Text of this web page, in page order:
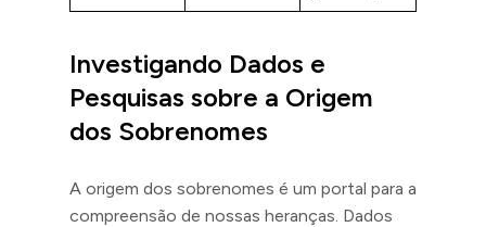
Investigando Dados e
Pesquisas sobre a Origem
dos Sobrenomes
A origem dos sobrenomes é um portal para a
compreensão de nossas heranças. Dados